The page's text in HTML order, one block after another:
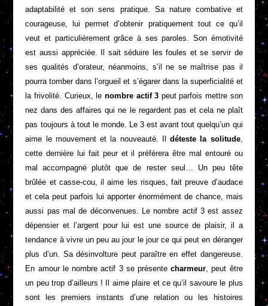
adaptabilité et son sens pratique. Sa nature combative et
courageuse, lui permet d’obtenir pratiquement tout ce qu’il
veut et particulièrement grâce à ses paroles. Son émotivité
est aussi appréciée. Il sait séduire les foules et se servir de
ses qualités d’orateur, néanmoins, s’il ne se maîtrise pas il
pourra tomber dans l’orgueil et s’égarer dans la superficialité et
la frivolité. Curieux, le nombre actif 3 peut parfois mettre son
nez dans des affaires qui ne le regardent pas et cela ne plaît
pas toujours à tout le monde. Le 3 est avant tout quelqu’un qui
aime le mouvement et la nouveauté. Il
déteste la solitude,
cette dernière lui fait peur et il préférera être mal entouré ou
mal accompagné plutôt que de rester seul… Un peu tête
brûlée et casse-cou, il aime les risques, fait preuve d’audace
et cela peut parfois lui apporter énormément de chance, mais
aussi pas mal de déconvenues. Le nombre actif 3 est assez
dépensier et l’argent pour lui est une source de plaisir, il a
tendance à vivre un peu au jour le jour ce qui peut en déranger
plus d’un. Sa désinvolture peut paraître en effet dangereuse.
En amour le nombre actif 3 se présentecharmeur , peut être
un peu trop d’ailleurs ! Il aime plaire et ce qu’il savoure le plus
sont les premiers instants d’une relation ou les histoires